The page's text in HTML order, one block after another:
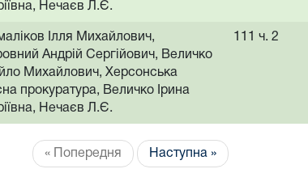
Нечаєв Л.Є.
Ілля Михайлович,
Андрій Сергійович, Величко
Михайлович, Херсонська
прокуратура, Величко Ірина
Нечаєв Л.Є.
111 ч. 2
« Попередня Наступна »